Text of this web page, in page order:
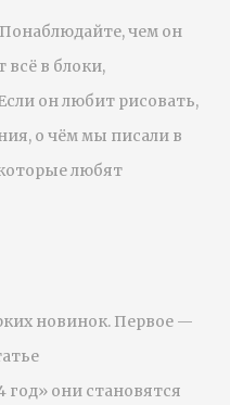
чем он
всё в блоки,
он любит рисовать,
о чём мы писали в
любят
новинок. Первое —
они становятся